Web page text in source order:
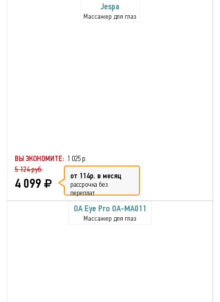
Jespa
Массажер для глаз
ВЫ ЭКОНОМИТЕ: 1 025 р.
5 124 руб.
4 099 от 114р. в месяц
рассрочка без
переплат
OA Eye Pro OA-MA011
Массажер для глаз